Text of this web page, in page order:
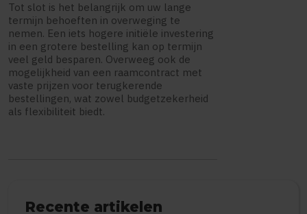
Tot slot is het belangrijk om uw lange
termijn behoeften in overweging te
nemen. Een iets hogere initiële investering
in een grotere bestelling kan op termijn
veel geld besparen. Overweeg ook de
mogelijkheid van een raamcontract met
vaste prijzen voor terugkerende
bestellingen, wat zowel budgetzekerheid
als flexibiliteit biedt.
Recente artikelen